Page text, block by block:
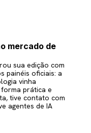
mercado de
sua edição com
painéis oficiais: a
vinha
prática e
tive contato com
agentes de IA